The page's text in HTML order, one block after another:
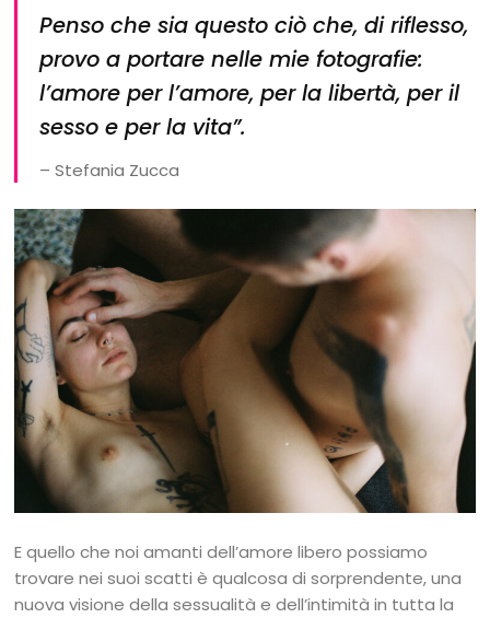
Penso che sia questo ciò che, di riflesso,
provo a portare nelle mie fotografie:
l’amore per l’amore, per la libertà, per il
sesso e per la vita”.
– Stefania Zucca
E quello che noi amanti dell’amore libero possiamo
trovare nei suoi scatti è qualcosa di sorprendente, una
nuova visione della sessualità e dell’intimità in tutta la